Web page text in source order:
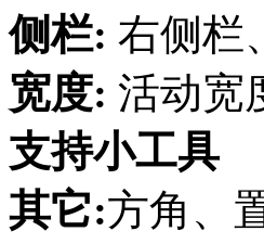
侧栏: 右侧栏
宽度: 活动宽
支持小工具
其它:方角、